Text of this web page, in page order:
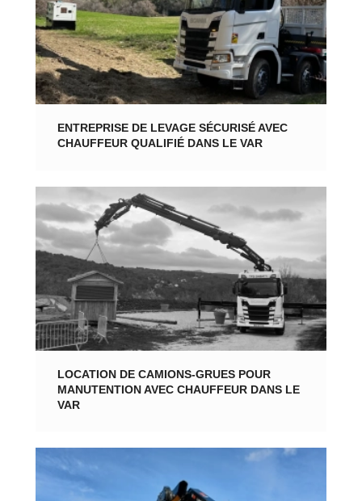
ENTREPRISE DE LEVAGE SÉCURISÉ AVEC
CHAUFFEUR QUALIFIÉ DANS LE VAR
LOCATION DE CAMIONS-GRUES POUR
MANUTENTION AVEC CHAUFFEUR DANS LE
VAR